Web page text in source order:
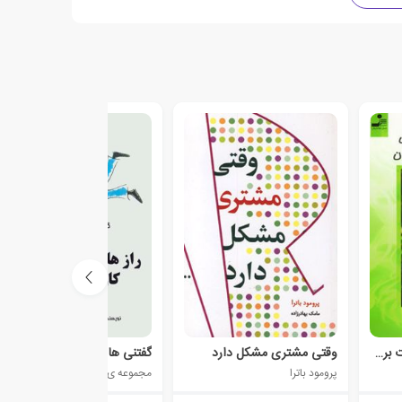
روش های آسان برای لذت بردن از نوه هایتان وقتی مشتری مشکل دارد
پرومود باترا مجموعه ی نویسندگان